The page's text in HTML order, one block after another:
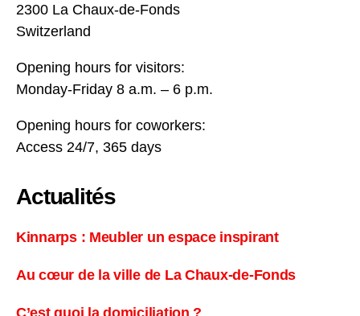
2300 La Chaux-de-Fonds
Switzerland
Opening hours for visitors:
Monday-Friday 8 a.m. – 6 p.m.
Opening hours for coworkers:
Access 24/7, 365 days
Actualités
Kinnarps : Meubler un espace inspirant
Au cœur de la ville de La Chaux-de-Fonds
C’est quoi la domiciliation ?